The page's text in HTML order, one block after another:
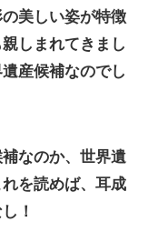
美しい姿が特徴
しまれてきまし
産候補なのでし
なのか、世界遺
を読めば、耳成
！